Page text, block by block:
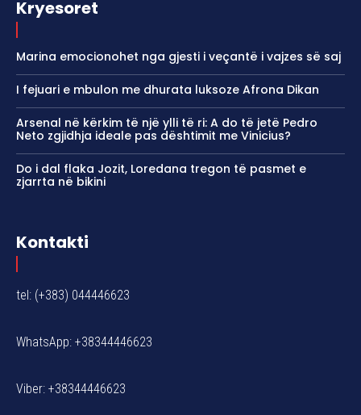
Kryesoret
Marina emocionohet nga gjesti i veçantë i vajzes së saj
I fejuari e mbulon me dhurata luksoze Afrona Dikan
Arsenal në kërkim të një ylli të ri: A do të jetë Pedro
Neto zgjidhja ideale pas dështimit me Vinicius?
Do i dal flaka Jozit, Loredana tregon të pasmet e
zjarrta në bikini
Kontakti
tel: (+383) 044446623
WhatsApp: +38344446623
Viber: +38344446623